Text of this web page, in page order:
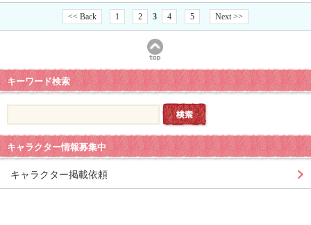
<< Back 1 2 3 4 5 Next >>
キーワード検索
キャラクター情報募集中
キャラクター掲載依頼